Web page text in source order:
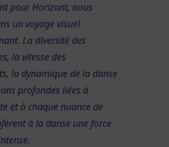
pour Horizont, nous
un voyage visuel
La diversité des
la vitesse des
la dynamique de la danse
profondes liées à
et à chaque nuance de
à la danse une force